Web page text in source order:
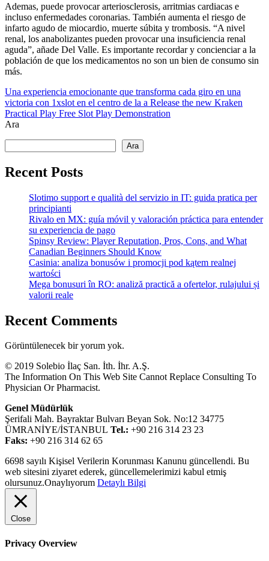
Ademas, puede provocar arteriosclerosis, arritmias cardiacas e
incluso enfermedades coronarias. También aumenta el riesgo de
infarto agudo de miocardio, muerte súbita y trombosis. “A nivel
renal, los anabolizantes pueden provocar una insuficiencia renal
aguda”, añade Del Valle. Es importante recordar y concienciar a la
población de que los medicamentos no son un bien de consumo sin
más.
Una experiencia emocionante que transforma cada giro en una
victoria con 1xslot en el centro de la a Release the new Kraken
Practical Play Free Slot Play Demonstration
Ara
Ara
Recent Posts
Slotimo support e qualità del servizio in IT: guida pratica per
principianti
Rivalo en MX: guía móvil y valoración práctica para entender
su experiencia de pago
Spinsy Review: Player Reputation, Pros, Cons, and What
Canadian Beginners Should Know
Casinia: analiza bonusów i promocji pod kątem realnej
wartości
Mega bonusuri în RO: analiză practică a ofertelor, rulajului și
valorii reale
Recent Comments
Görüntülenecek bir yorum yok.
© 2019 Solebio İlaç San. İth. İhr. A.Ş.
The Information On This Web Site Cannot Replace Consulting To
Physician Or Pharmacist.
Genel Müdürlük
Şerifali Mah. Bayraktar Bulvarı Beyan Sok. No:12 34775
ÜMRANİYE/İSTANBUL Tel.: +90 216 314 23 23
Faks: +90 216 314 62 65
6698 sayılı Kişisel Verilerin Korunması Kanunu güncellendi. Bu
web sitesini ziyaret ederek, güncellemelerimizi kabul etmiş
olursunuz.Onaylıyorum Detaylı Bilgi
Close
Privacy Overview